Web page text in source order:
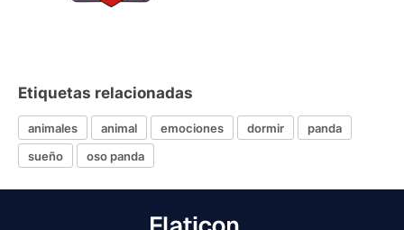
Etiquetas relacionadas
animales animal emociones dormir
panda
sueño
oso panda